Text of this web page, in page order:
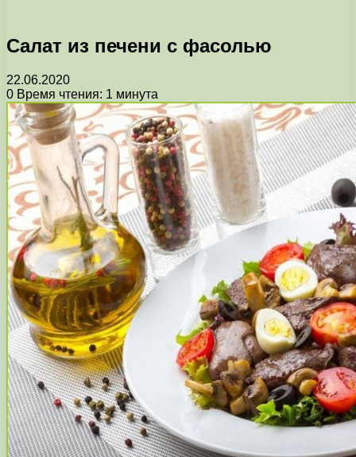
Салат из печени с фасолью
22.06.2020
0 Время чтения: 1 минута